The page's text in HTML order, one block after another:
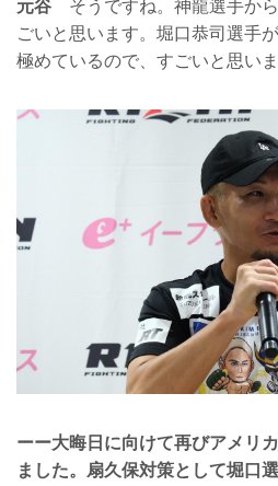
元谷 そうですね。神龍選手か
ごいと思います。堀口恭司選手
極めているので、すごいと思いま
ーー大晦日に向けて再びアメリ
ました。扇久保対策として堀口